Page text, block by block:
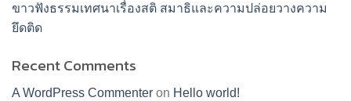
ขาวฟังธรรมเทศนาเรื่องสติ สมาธิและความปล่อยวางความ
ยึดติด
Recent Comments
A WordPress Commenter on Hello world!